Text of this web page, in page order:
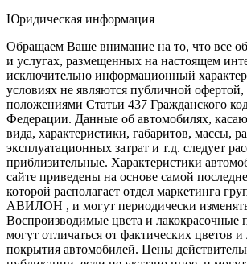
Юридическая информация
Обращаем Ваше внимание на то, что все
и услугах, размещенных на настоящем
исключительно информационный
условиях не являются публичной офертой,
положениями Статьи 437 Гражданского
Федерации. Данные об автомобилях,
вида, характеристики, габаритов, массы,
эксплуатационных затрат и т.д. следует
приблизительные. Характеристики
сайте приведены на основе самой
которой располагает отдел маркетинга
АВИЛОН , и могут периодически
Воспроизводимые цвета и лакокрасочные
могут отличаться от фактических цветов и
покрытия автомобилей. Цены